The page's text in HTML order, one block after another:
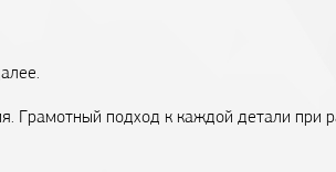
Грамотный подход к каждой детали при